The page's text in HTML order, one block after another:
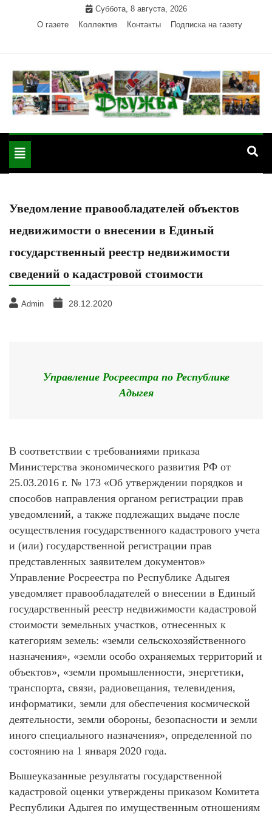
Суббота, 8 августа, 2026
О газете
Коллектив Контакты Подписка на газету
"Дружба" — газета
Красногвардейского района Республики Адыгея
Toggle
navigation
Уведомление правообладателей объектов
недвижимости о внесении в Единый
государственный реестр недвижимости
сведений о кадастровой стоимости
Admin 28.12.2020
Управление Росреестра по Республике
Адыгея
В соответствии с требованиями приказа
Министерства экономического развития РФ от
25.03.2016 г. № 173 «Об утверждении порядков и
способов направления органом регистрации прав
уведомлений, а также подлежащих выдаче после
осуществления государственного кадастрового учета
и (или) государственной регистрации прав
представленных заявителем документов»
Управление Росреестра по Республике Адыгея
уведомляет правообладателей о внесении в Единый
государственный реестр недвижимости кадастровой
стоимости земельных участков, отнесенных к
категориям земель: «земли сельскохозяйственного
назначения», «земли особо охраняемых территорий и
объектов», «земли промышленности, энергетики,
транспорта, связи, радиовещания, телевидения,
информатики, земли для обеспечения космической
деятельности, земли обороны, безопасности и земли
иного специального назначения», определенной по
состоянию на 1 января 2020 года.
Вышеуказанные результаты государственной
кадастровой оценки утверждены приказом Комитета
Республики Адыгея по имущественным отношениям